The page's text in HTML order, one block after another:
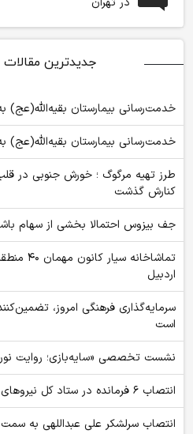
جدیدترین
خدمت‌رسانی بیمارستان بقیه‌الله(عج) به ۲۵ هزار زائر در
خدمت‌رسانی بیمارستان بقیه‌الله(عج) به ۲۵ هزار زائر در
طرز تهیه مرگوگ ؛ خورش جنوبی در
کنارش گذشت
جف بیزوس احتمالا بخشی از سهام
اردبیل
سرمایه‌گذاری فرهنگی امروز،
است
نشست تخصصی «سایه‌بازی؛ روایت نور
انتصاب ۶ فرمانده در ستاد کل نیروهای مسلح، سپاه پاسداران و بسیج
انتصاب سرلشکر علی عبداللهی به